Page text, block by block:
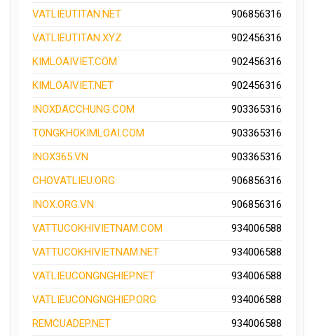
VATLIEUTITAN.NET
906856316
VATLIEUTITAN.XYZ
902456316
KIMLOAIVIET.COM
902456316
KIMLOAIVIET.NET
902456316
INOXDACCHUNG.COM
903365316
TONGKHOKIMLOAI.COM
903365316
INOX365.VN
903365316
CHOVATLIEU.ORG
906856316
INOX.ORG.VN
906856316
VATTUCOKHIVIETNAM.COM
934006588
VATTUCOKHIVIETNAM.NET
934006588
VATLIEUCONGNGHIEP.NET
934006588
VATLIEUCONGNGHIEP.ORG
934006588
REMCUADEP.NET
934006588